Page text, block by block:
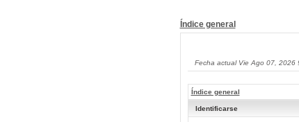
Índice general
Fecha actual Vie Ago 07, 2026
Índice general
Identificarse